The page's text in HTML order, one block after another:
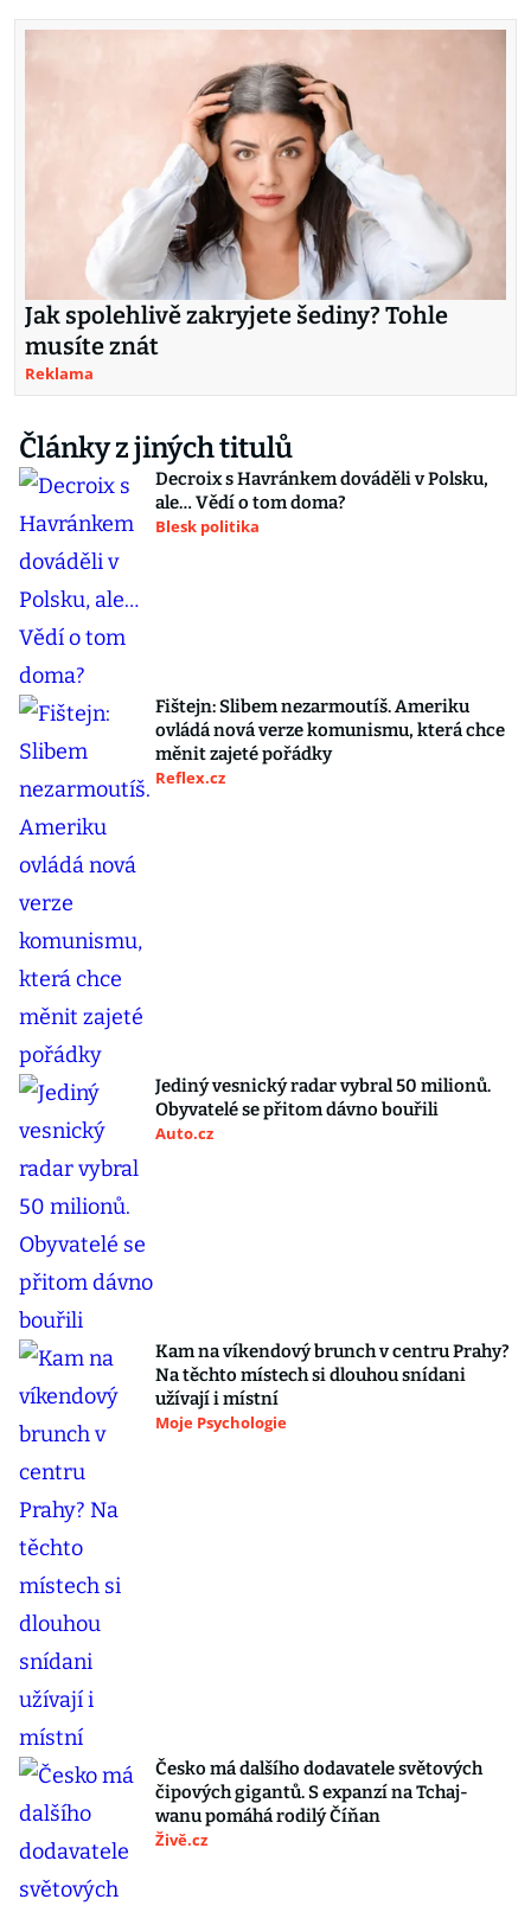
Jak spolehlivě zakryjete šediny? Tohle
musíte znát
Reklama
Články z jiných titulů
Decroix s Havránkem dováděli v Polsku,
ale… Vědí o tom doma?
Blesk politika
Fištejn: Slibem nezarmoutíš. Ameriku
ovládá nová verze komunismu, která chce
měnit zajeté pořádky
Reflex.cz
Jediný vesnický radar vybral 50 milionů.
Obyvatelé se přitom dávno bouřili
Auto.cz
Kam na víkendový brunch v centru Prahy?
Na těchto místech si dlouhou snídani
užívají i místní
Moje Psychologie
Česko má dalšího dodavatele světových
čipových gigantů. S expanzí na Tchaj-
wanu pomáhá rodilý Číňan
Živě.cz